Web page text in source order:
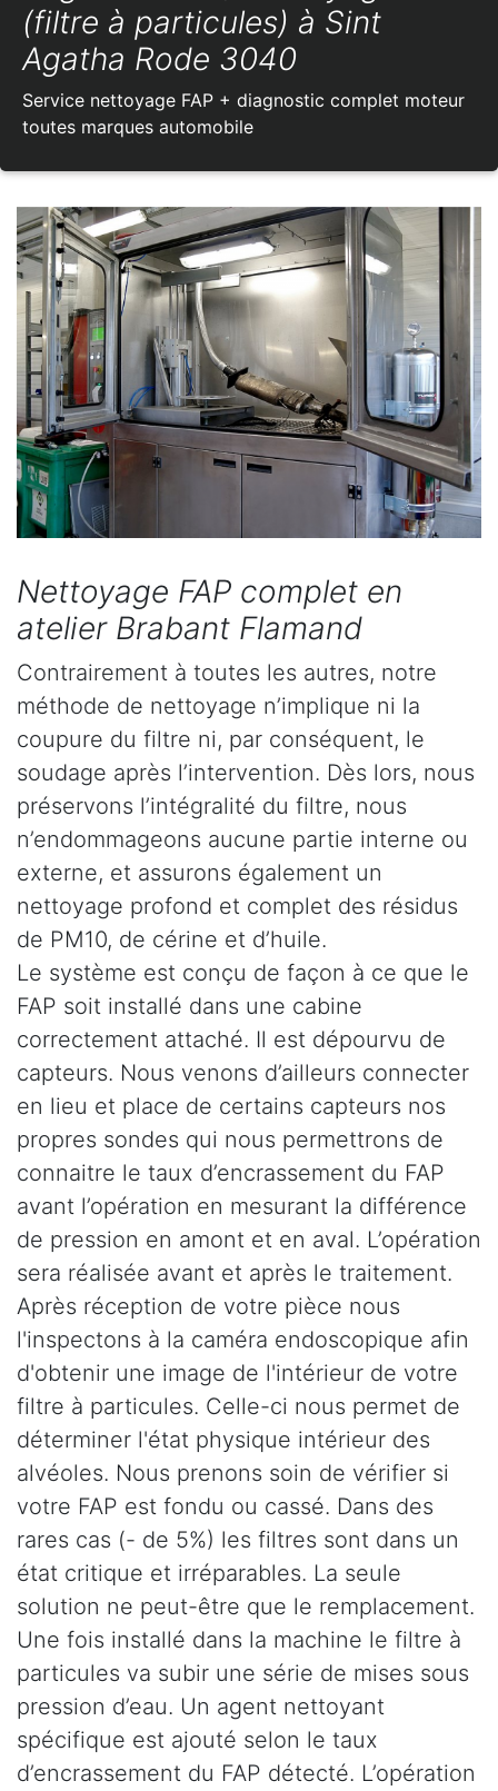
(filtre à particules) à Sint
Agatha Rode 3040
Service nettoyage FAP + diagnostic complet moteur
toutes marques automobile
Nettoyage FAP complet en
atelier Brabant Flamand
Contrairement à toutes les autres, notre
méthode de nettoyage n’implique ni la
coupure du filtre ni, par conséquent, le
soudage après l’intervention. Dès lors, nous
préservons l’intégralité du filtre, nous
n’endommageons aucune partie interne ou
externe, et assurons également un
nettoyage profond et complet des résidus
de PM10, de cérine et d’huile.
Le système est conçu de façon à ce que le
FAP soit installé dans une cabine
correctement attaché. Il est dépourvu de
capteurs. Nous venons d’ailleurs connecter
en lieu et place de certains capteurs nos
propres sondes qui nous permettrons de
connaitre le taux d’encrassement du FAP
avant l’opération en mesurant la différence
de pression en amont et en aval. L’opération
sera réalisée avant et après le traitement.
Après réception de votre pièce nous
l'inspectons à la caméra endoscopique afin
d'obtenir une image de l'intérieur de votre
filtre à particules. Celle-ci nous permet de
déterminer l'état physique intérieur des
alvéoles. Nous prenons soin de vérifier si
votre FAP est fondu ou cassé. Dans des
rares cas (- de 5%) les filtres sont dans un
état critique et irréparables. La seule
solution ne peut-être que le remplacement.
Une fois installé dans la machine le filtre à
particules va subir une série de mises sous
pression d’eau. Un agent nettoyant
spécifique est ajouté selon le taux
d’encrassement du FAP détecté. L’opération